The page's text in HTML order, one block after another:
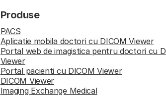
Produse
PACS
Aplicatie mobila doctori cu DICOM Viewer
Portal web de imagistica pentru doctori cu
Viewer
Portal pacienti cu DICOM Viewer
DICOM Viewer
Imaging Exchange Medical